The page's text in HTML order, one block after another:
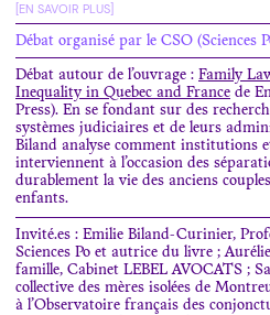
[EN SAVOIR PLUS]
Débat organisé par le CSO (Sciences
Débat autour de l’ouvrage : Family
Inequality in Quebec and France de
Press). En se fondant sur des
systèmes judiciaires et de leurs
Biland analyse comment institutions
interviennent à l’occasion des
durablement la vie des anciens
enfants.
Invité.es : Emilie Biland-Curinier,
Sciences Po et autrice du livre ;
famille, Cabinet LEBEL AVOCATS ;
collective des mères isolées de
à l’Observatoire français des